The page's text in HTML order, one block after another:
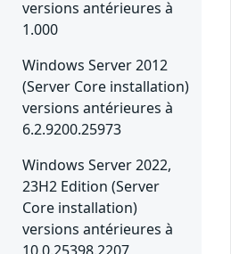
versions antérieures à
1.000
Windows Server 2012
(Server Core installation)
versions antérieures à
6.2.9200.25973
Windows Server 2022,
23H2 Edition (Server
Core installation)
versions antérieures à